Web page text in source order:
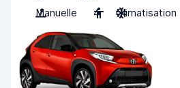
Manuelle
4 Climatisation